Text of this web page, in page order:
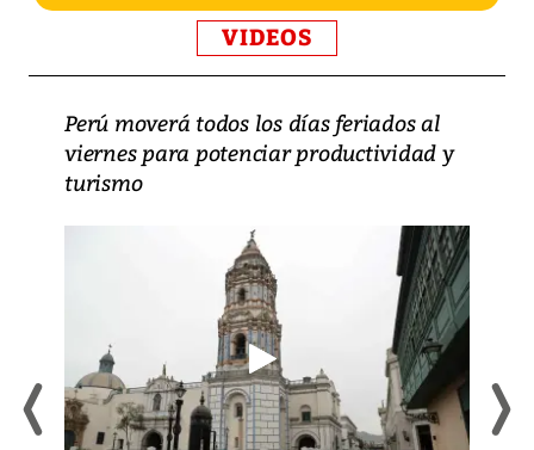
VIDEOS
Perú moverá todos los días feriados al
viernes para potenciar productividad y
turismo